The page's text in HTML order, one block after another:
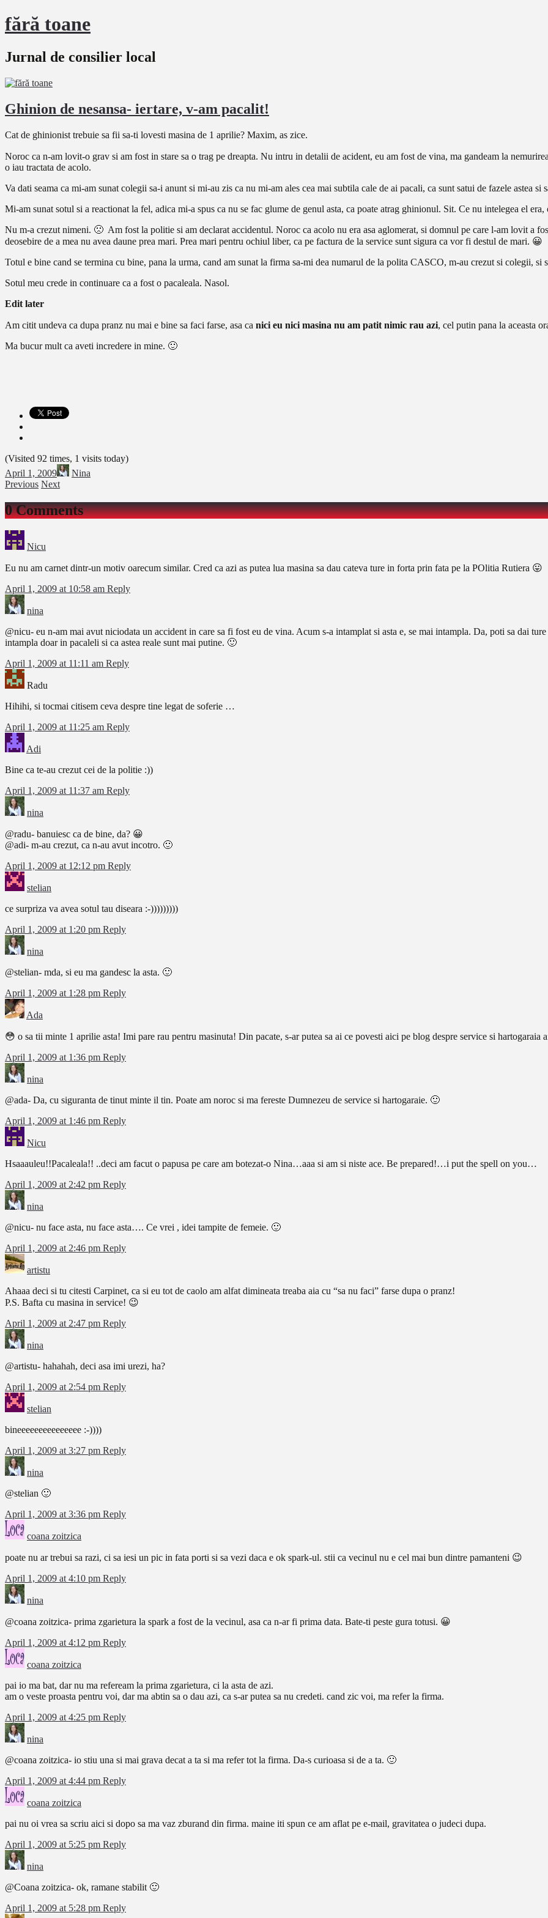
fără toane
Jurnal de consilier local
Ghinion de nesansa- iertare, v-am pacalit!
Cat de ghinionist trebuie sa fii sa-ti lovesti masina de 1 aprilie? Maxim, as zice.
Noroc ca n-am lovit-o grav si am fost in stare sa o trag pe dreapta. Nu intru in detalii de acident, eu am fost de vina, ma gandeam la
o iau tractata de acolo.
Va dati seama ca mi-am sunat colegii sa-i anunt si mi-au zis ca nu mi-am ales cea mai subtila cale de ai pacali, ca sunt satui de fazele astea si
Mi-am sunat sotul si a reactionat la fel, adica mi-a spus ca nu se fac glume de genul asta, ca poate atrag ghinionul. Sit. Ce nu intelegea el
Nu m-a crezut nimeni. 🙁 Am fost la politie si am declarat accidentul. Noroc ca acolo nu era asa aglomerat, si domnul pe care l-am lovit a
deosebire de a mea nu avea daune prea mari. Prea mari pentru ochiul liber, ca pe factura de la service sunt sigura ca vor fi destul de mari. 😀
Totul e bine cand se termina cu bine, pana la urma, cand am sunat la firma sa-mi dea numarul de la polita CASCO, m-au crezut si colegii, si
Sotul meu crede in continuare ca a fost o pacaleala. Nasol.
Edit later
Am citit undeva ca dupa pranz nu mai e bine sa faci farse, asa ca nici eu nici masina nu am patit nimic rau azi, cel putin pana la aceasta
Ma bucur mult ca aveti incredere in mine. 🙂
(Visited 92 times, 1 visits today)
April 1, 2009
Nina
Previous Next
0 Comments
Nicu
Eu nu am carnet dintr-un motiv oarecum similar. Cred ca azi as putea lua masina sa dau cateva ture in forta prin fata pe la POlitia Rutiera 😛
April 1, 2009 at 10:58 am Reply
nina
@nicu- eu n-am mai avut niciodata un accident in care sa fi fost eu de vina. Acum s-a intamplat si asta e, se mai intampla. Da, poti sa dai
intampla doar in pacaleli si ca astea reale sunt mai putine. 🙂
April 1, 2009 at 11:11 am Reply
Radu
Hihihi, si tocmai citisem ceva despre tine legat de soferie …
April 1, 2009 at 11:25 am Reply
Adi
Bine ca te-au crezut cei de la politie :))
April 1, 2009 at 11:37 am Reply
nina
@radu- banuiesc ca de bine, da? 😀
@adi- m-au crezut, ca n-au avut incotro. 🙂
April 1, 2009 at 12:12 pm Reply
stelian
ce surpriza va avea sotul tau diseara :-)))))))))
April 1, 2009 at 1:20 pm Reply
nina
@stelian- mda, si eu ma gandesc la asta. 🙂
April 1, 2009 at 1:28 pm Reply
Ada
😳 o sa tii minte 1 aprilie asta! Imi pare rau pentru masinuta! Din pacate, s-ar putea sa ai ce povesti aici pe blog despre service si hartogaraia
April 1, 2009 at 1:36 pm Reply
nina
@ada- Da, cu siguranta de tinut minte il tin. Poate am noroc si ma fereste Dumnezeu de service si hartogaraie. 🙂
April 1, 2009 at 1:46 pm Reply
Nicu
Hsaaauleu!!Pacaleala!! ..deci am facut o papusa pe care am botezat-o Nina…aaa si am si niste ace. Be prepared!…i put the spell on you…
April 1, 2009 at 2:42 pm Reply
nina
@nicu- nu face asta, nu face asta…. Ce vrei , idei tampite de femeie. 🙂
April 1, 2009 at 2:46 pm Reply
artistu
Ahaaa deci si tu citesti Carpinet, ca si eu tot de caolo am alfat dimineata treaba aia cu “sa nu faci” farse dupa o pranz!
P.S. Bafta cu masina in service! 😉
April 1, 2009 at 2:47 pm Reply
nina
@artistu- hahahah, deci asa imi urezi, ha?
April 1, 2009 at 2:54 pm Reply
stelian
bineeeeeeeeeeeeeee :-))))
April 1, 2009 at 3:27 pm Reply
nina
@stelian 🙂
April 1, 2009 at 3:36 pm Reply
coana zoitzica
poate nu ar trebui sa razi, ci sa iesi un pic in fata porti si sa vezi daca e ok spark-ul. stii ca vecinul nu e cel mai bun dintre pamanteni 😉
April 1, 2009 at 4:10 pm Reply
nina
@coana zoitzica- prima zgarietura la spark a fost de la vecinul, asa ca n-ar fi prima data. Bate-ti peste gura totusi. 😀
April 1, 2009 at 4:12 pm Reply
coana zoitzica
pai io ma bat, dar nu ma refeream la prima zgarietura, ci la asta de azi.
am o veste proasta pentru voi, dar ma abtin sa o dau azi, ca s-ar putea sa nu credeti. cand zic voi, ma refer la firma.
April 1, 2009 at 4:25 pm Reply
nina
@coana zoitzica- io stiu una si mai grava decat a ta si ma refer tot la firma. Da-s curioasa si de a ta. 🙂
April 1, 2009 at 4:44 pm Reply
coana zoitzica
pai nu oi vrea sa scriu aici si dopo sa ma vaz zburand din firma. maine iti spun ce am aflat pe e-mail, gravitatea o judeci dupa.
April 1, 2009 at 5:25 pm Reply
nina
@Coana zoitzica- ok, ramane stabilit 🙂
April 1, 2009 at 5:28 pm Reply